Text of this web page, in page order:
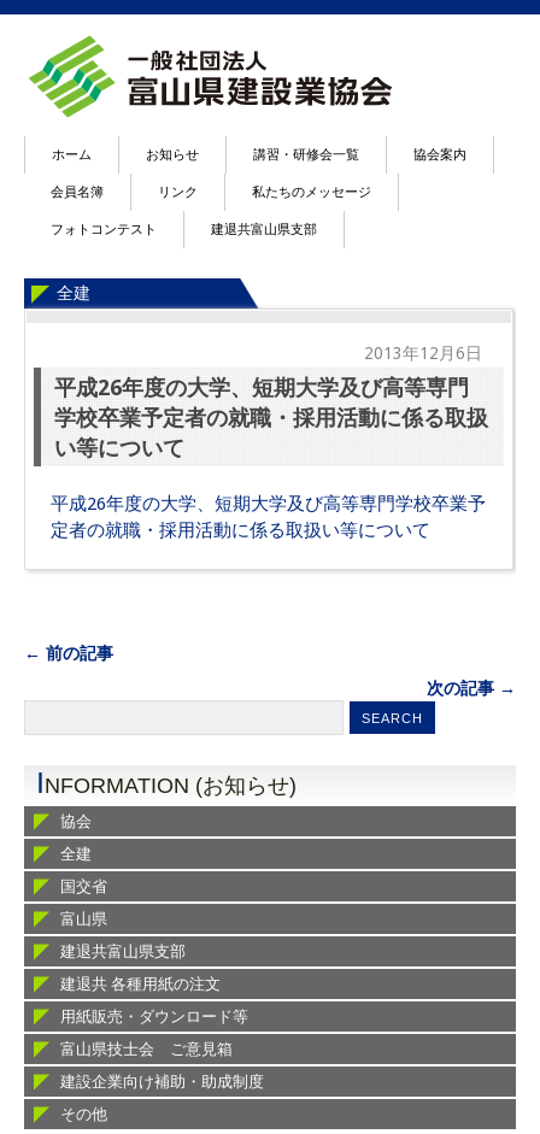
ホーム お知らせ 講習・研修会一覧 協会案内
会員名簿 リンク 私たちのメッセージ
フォトコンテスト 建退共富山県支部
全建
2013年12月6日
平成26年度の大学、短期大学及び高等専門
学校卒業予定者の就職・採用活動に係る取扱
い等について
平成26年度の大学、短期大学及び高等専門学校卒業予
定者の就職・採用活動に係る取扱い等について
← 前の記事
次の記事 →
INFORMATION (お知らせ)
協会
全建
国交省
富山県
建退共富山県支部
建退共 各種用紙の注文
用紙販売・ダウンロード等
富山県技士会 ご意見箱
建設企業向け補助・助成制度
その他